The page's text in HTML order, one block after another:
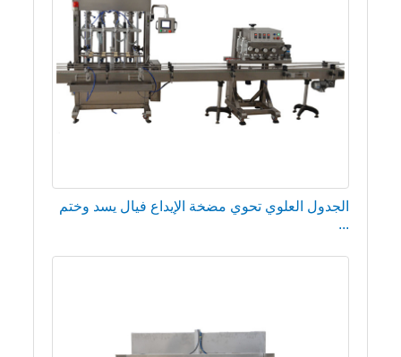
الجدول العلوي تحوي مضخة الإيداع فيال يسد وختم
...